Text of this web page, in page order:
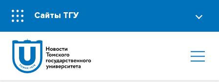
Сайты ТГУ